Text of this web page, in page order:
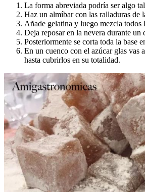
La forma abreviada podría ser algo
Haz un almíbar con las ralladuras de
Añade gelatina y luego mezcla todos
Deja reposar en la nevera durante un
Posteriormente se corta toda la base
En un cuenco con el azúcar glas vas
hasta cubrirlos en su totalidad.